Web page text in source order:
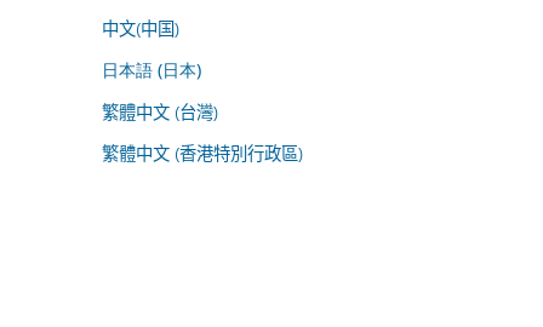
中文(中国)
日本語 (日本)
繁體中文 (台灣)
繁體中文 (香港特別行政區)